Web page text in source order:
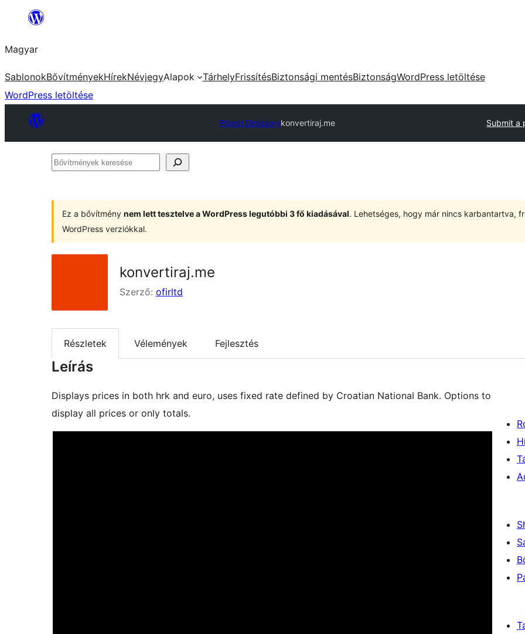
Ugrás
tartalomhoz
Magyar
SablonokBővítményekHírekNévjegyAlapok TárhelyFrissítésBiztonsági mentésBiztonságWordPress letöltése
WordPress letöltése
Plugin Directorykonvertiraj.me Submit a
Bővítmények
Ez a bővítmény nem lett tesztelve a WordPress legutóbbi 3 fő kiadásával. Lehetséges, hogy már nincs karbantartva,
WordPress verziókkal.
konvertiraj.me
Szerző: ofirltd
Részletek Vélemények Fejlesztés
Leírás
Displays prices in both hrk and euro, uses fixed rate defined by Croatian National Bank. Options to
display all prices or only totals.